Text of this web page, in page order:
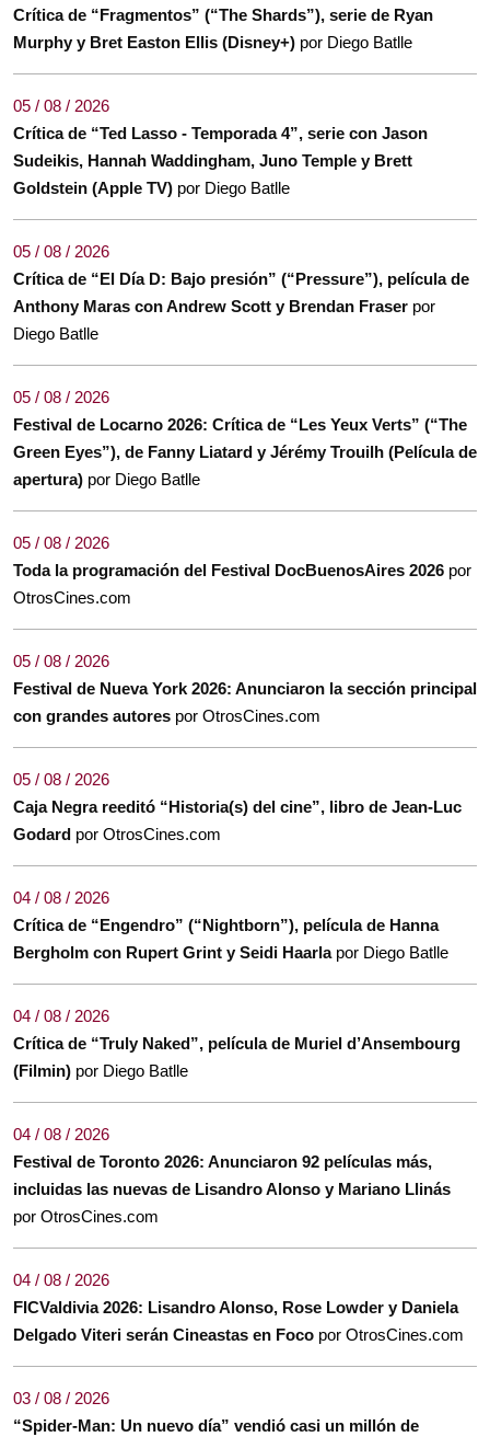
Crítica de “Fragmentos” (“The Shards”), serie de Ryan
Murphy y Bret Easton Ellis (Disney+) por Diego Batlle
05 / 08 / 2026
Crítica de “Ted Lasso - Temporada 4”, serie con Jason
Sudeikis, Hannah Waddingham, Juno Temple y Brett
Goldstein (Apple TV) por Diego Batlle
05 / 08 / 2026
Crítica de “El Día D: Bajo presión” (“Pressure”), película de
Anthony Maras con Andrew Scott y Brendan Fraser por
Diego Batlle
05 / 08 / 2026
Festival de Locarno 2026: Crítica de “Les Yeux Verts” (“The
Green Eyes”), de Fanny Liatard y Jérémy Trouilh (Película de
apertura) por Diego Batlle
05 / 08 / 2026
Toda la programación del Festival DocBuenosAires 2026 por
OtrosCines.com
05 / 08 / 2026
Festival de Nueva York 2026: Anunciaron la sección principal
con grandes autores por OtrosCines.com
05 / 08 / 2026
Caja Negra reeditó “Historia(s) del cine”, libro de Jean-Luc
Godard por OtrosCines.com
04 / 08 / 2026
Crítica de “Engendro” (“Nightborn”), película de Hanna
Bergholm con Rupert Grint y Seidi Haarla por Diego Batlle
04 / 08 / 2026
Crítica de “Truly Naked”, película de Muriel d’Ansembourg
(Filmin) por Diego Batlle
04 / 08 / 2026
Festival de Toronto 2026: Anunciaron 92 películas más,
incluidas las nuevas de Lisandro Alonso y Mariano Llinás
por OtrosCines.com
04 / 08 / 2026
FICValdivia 2026: Lisandro Alonso, Rose Lowder y Daniela
Delgado Viteri serán Cineastas en Foco por OtrosCines.com
03 / 08 / 2026
“Spider-Man: Un nuevo día” vendió casi un millón de